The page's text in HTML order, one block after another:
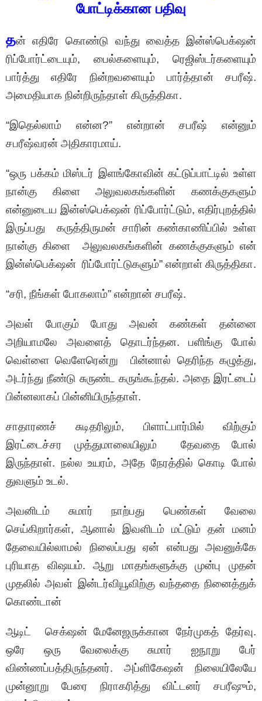
போட்டிக்கான பதிவு
தன் எதிரே கொண்டு வந்து வைத்த இன்ஸ்பெக்‌ஷன்
ரிப்போர்ட்டையும், பைல்களையும், ரெஜிஸ்டர்களையும்
பார்த்து எதிரே நின்றவளையும் பார்த்தான் சபரீஷ்.
அமைதியாக நின்றிருந்தாள் கிருத்திகா.
“இதெல்லாம் என்ன?” என்றான் சபரீஷ் என்னும்
சபரீஷ்வரன் அதிகாரமாய்.
“ஒரு பக்கம் மிஸ்டர் இளங்கோவின் கட்டுப்பாட்டில் உள்ள
நான்கு கிளை அலுவலகங்களின் கணக்குகளும்
என்னுடைய இன்ஸ்பெக்‌ஷன் ரிப்போர்ட்டும், எதிர்புறத்தில்
இருப்பது கருத்திருமன் சாரின் கண்காணிப்பில் உள்ள
நான்கு கிளை அலுவலகங்களின் கணக்குகளும் என்
இன்ஸ்பெக்‌ஷன் ரிப்போர்ட்டுகளும்” என்றாள் கிருத்திகா.
“சரி, நீங்கள் போகலாம்” என்றான் சபரீஷ்.
அவள் போகும் போது அவன் கண்கள் தன்னை
அறியாமலே அவளைத் தொடர்ந்தன. பளிங்கு போல்
வெள்ளை வெளேரென்று பின்னால் தெரிந்த கழுத்து,
அடர்ந்து நீண்டு சுருண்ட கருங்கூந்தல். அதை இரட்டைப்
பின்னலாகப் பின்னியிருந்தாள்.
சாதாரணச் சுடிதரிலும், பிளாட்பார்மில் விற்கும்
இரட்டைச்சர முத்துமாலையிலும் தேவதை போல்
இருந்தாள். நல்ல உயரம், அதே நேரத்தில் கொடி போல்
துவளும் உடல்.
அவனிடம் சுமார் நாற்பது பெண்கள் வேலை
செய்கிறார்கள், ஆனால் இவளிடம் மட்டும் தன் மனம்
தேவையில்லாமல் நிலைப்பது ஏன் என்பது அவனுக்கே
புரியாத விஷயம். ஆறு மாதங்களுக்கு முன்பு முதன்
முதலில் அவள் இன்டர்வியூவிற்கு வந்ததை நினைத்துக்
கொண்டான்
ஆடிட் செக்‌ஷன் மேனேஜருக்கான நேர்முகத் தேர்வு.
ஒரே ஒரு வேலைக்கு சுமார் ஐநூறு பேர்
விண்ணப்பத்திருந்தனர். அப்ளிகேஷன் நிலையிலேயே
முன்னூறு பேரை நிராகரித்து விட்டனர் சபரீஷும்,